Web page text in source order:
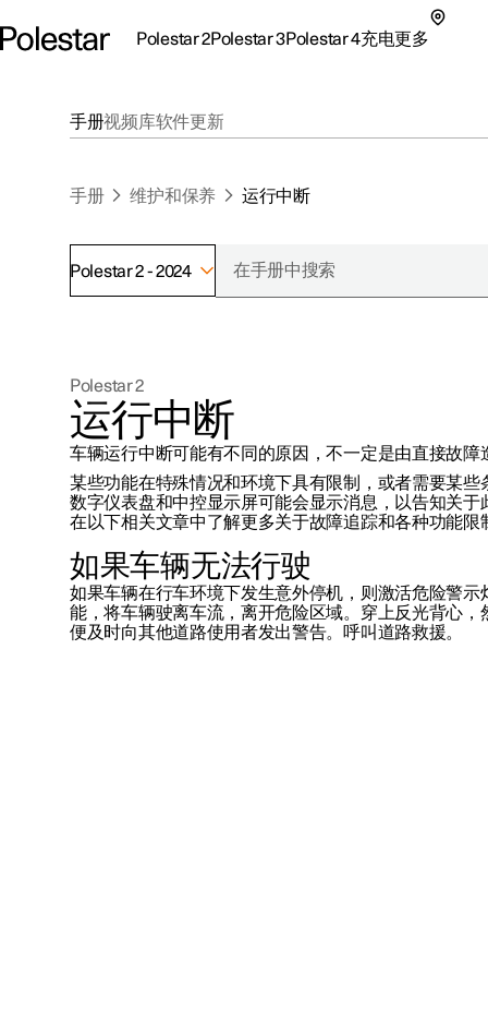
Polestar 2Polestar 3Polestar 4充电更多
联系我们
极星官方二手车
探索Polestar 3
联系我们
公共充电
家庭充电
车主服务
注册新闻
（在新窗
手册视频库软件更新
手册 维护和保养 运行中断
Polestar 2 - 2024
Polestar 2
运行中断
车辆运行中断可能有不同的原因，不一定是由直接故障
某些功能在特殊情况和环境下具有限制，或者需要某些
数字仪表盘和中控显示屏可能会显示消息，以告知关于
在以下相关文章中了解更多关于故障追踪和各种功能限
如果车辆无法行驶
如果车辆在行车环境下发生意外停机，则激活危险警示
能，将车辆驶离车流，离开危险区域。穿上反光背心，
便及时向其他道路使用者发出警告。呼叫道路救援。